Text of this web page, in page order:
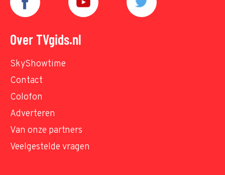
Over TVgids.nl
SkyShowtime
Contact
Colofon
Adverteren
Van onze partners
Veelgestelde vragen